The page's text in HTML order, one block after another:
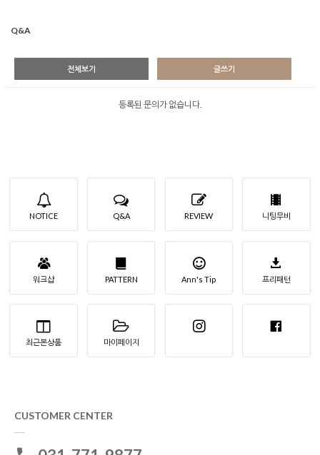
Q&A
전체보기 글쓰기
등록된 문의가 없습니다.
NOTICE Q&A REVIEW 니팅무비
워크샵 PATTERN Ann's Tip 프리패턴
최근본상품 마이페이지
CUSTOMER CENTER